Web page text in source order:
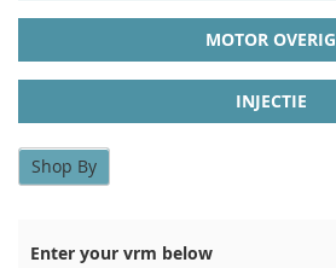
MOTOR OVERIG
INJECTIE
Enter your vrm below
Shop By